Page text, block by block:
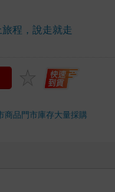
旅程，說走就走
商品門市庫存大量採購